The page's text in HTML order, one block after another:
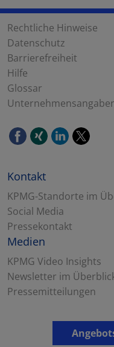
Rechtliche Hinweise
Datenschutz
Barrierefreiheit
Hilfe
Glossar
Kontakt
KPMG-Standorte im
Social Media
Pressekontakt
Medien
KPMG Video Insights
Newsletter im
Pressemitteilungen